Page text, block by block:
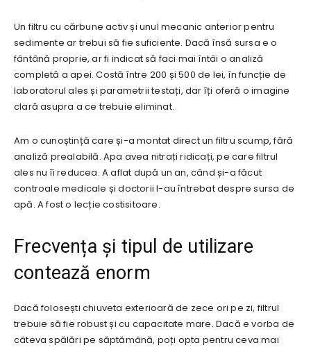
Un filtru cu cărbune activ și unul mecanic anterior pentru
sedimente ar trebui să fie suficiente. Dacă însă sursa e o
fântână proprie, ar fi indicat să faci mai întâi o analiză
completă a apei. Costă între 200 și 500 de lei, în funcție de
laboratorul ales și parametrii testați, dar îți oferă o imagine
clară asupra a ce trebuie eliminat.
Am o cunoștință care și-a montat direct un filtru scump, fără
analiză prealabilă. Apa avea nitrați ridicați, pe care filtrul
ales nu îi reducea. A aflat după un an, când și-a făcut
controale medicale și doctorii l-au întrebat despre sursa de
apă. A fost o lecție costisitoare.
Frecvența și tipul de utilizare
contează enorm
Dacă folosești chiuveta exterioară de zece ori pe zi, filtrul
trebuie să fie robust și cu capacitate mare. Dacă e vorba de
câteva spălări pe săptămână, poți opta pentru ceva mai